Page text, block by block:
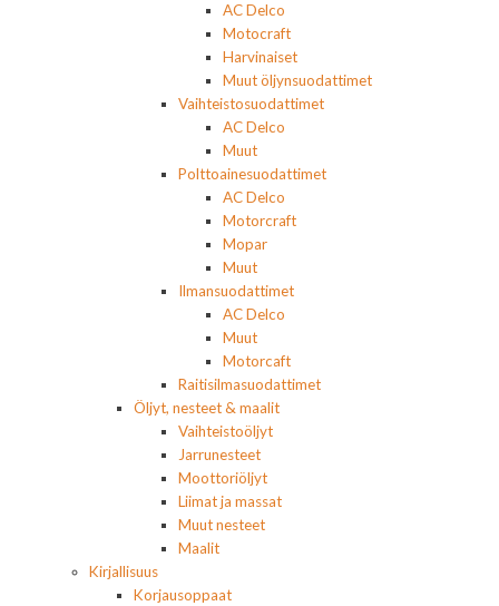
AC Delco
Motocraft
Harvinaiset
Muut öljynsuodattimet
Vaihteistosuodattimet
AC Delco
Muut
Polttoainesuodattimet
AC Delco
Motorcraft
Mopar
Muut
Ilmansuodattimet
AC Delco
Muut
Motorcaft
Raitisilmasuodattimet
Öljyt, nesteet & maalit
Vaihteistoöljyt
Jarrunesteet
Moottoriöljyt
Liimat ja massat
Muut nesteet
Maalit
Kirjallisuus
Korjausoppaat